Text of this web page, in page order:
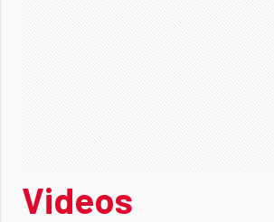
Videos